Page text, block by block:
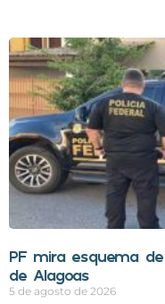
PF mira esquema
de Alagoas
5 de agosto de 2026